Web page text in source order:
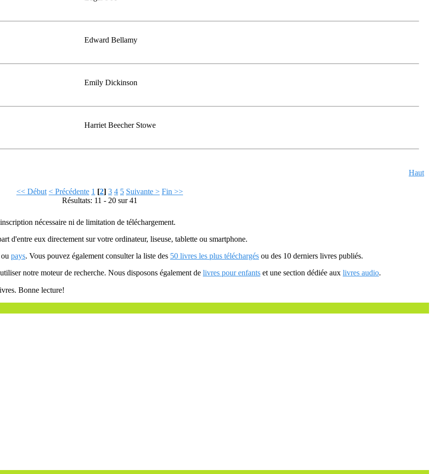
Edward Bellamy
Emily Dickinson
Harriet Beecher Stowe
Haut
<< Début < Précédente 1 [2] 3 4 5 Suivante > Fin >>
Résultats: 11 - 20 sur 41
nécessaire ni de limitation de téléchargement.
d'entre eux directement sur votre ordinateur, liseuse, tablette ou smartphone.
pays. Vous pouvez également consulter la liste des 50 livres les plus téléchargés ou des 10 derniers livres publiés.
notre moteur de recherche. Nous disposons également de livres pour enfants et une section dédiée aux livres audio.
Bonne lecture!